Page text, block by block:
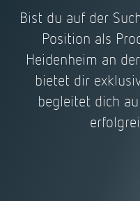
Bist du auf der
Position als
Heidenheim an
bietet dir
begleitet dich